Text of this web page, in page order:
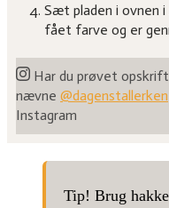
Sæt pladen i ovnen
fået farve og er
Har du prøvet
nævne @dagenstallerken
Instagram
Tip! Brug